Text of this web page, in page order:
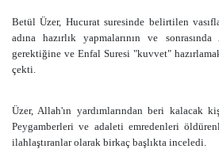
Betül Üzer, Hucurat suresinde belirtilen
adına hazırlık yapmalarının ve
gerektiğine ve Enfal Suresi "kuvvet"
çekti.
Üzer, Allah'ın yardımlarından beri kalacak
Peygamberleri ve adaleti emredenleri
ilahlaştıranlar olarak birkaç başlıkta inceledi.